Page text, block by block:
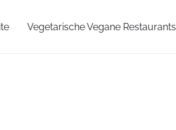
Vegetarische Vegane Restaurants